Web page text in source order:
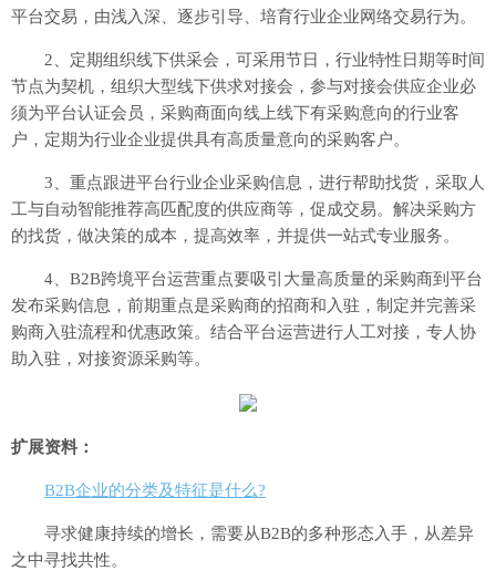
平台交易，由浅入深、逐步引导、培育行业企业网络交易行为。
2、定期组织线下供采会，可采用节日，行业特性日期等时间
节点为契机，组织大型线下供求对接会，参与对接会供应企业必
须为平台认证会员，采购商面向线上线下有采购意向的行业客
户，定期为行业企业提供具有高质量意向的采购客户。
3、重点跟进平台行业企业采购信息，进行帮助找货，采取人
工与自动智能推荐高匹配度的供应商等，促成交易。解决采购方
的找货，做决策的成本，提高效率，并提供一站式专业服务。
4、B2B跨境平台运营重点要吸引大量高质量的采购商到平台
发布采购信息，前期重点是采购商的招商和入驻，制定并完善采
购商入驻流程和优惠政策。结合平台运营进行人工对接，专人协
助入驻，对接资源采购等。
扩展资料：
B2B企业的分类及特征是什么?
寻求健康持续的增长，需要从B2B的多种形态入手，从差异
之中寻找共性。